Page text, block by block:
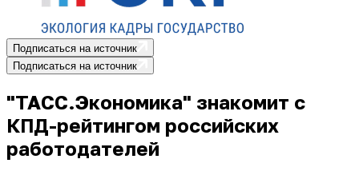
Подписаться на источник
Подписаться на источник
"ТАСС.Экономика" знакомит с
КПД-рейтингом российских
работодателей